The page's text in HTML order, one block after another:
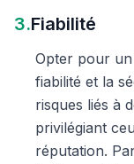
3.Fiabilité
Opter pour
fiabilité et la
risques liés à
privilégiant
réputation.